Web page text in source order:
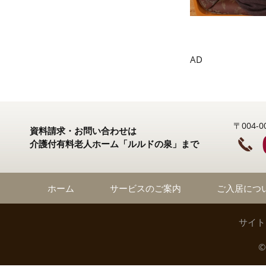
AD
資料請求・お問い合わせは
介護付有料老人ホーム「ルルドの泉」まで
〒004-
ホーム サービスのご案内 ご入居につ
サイ
©